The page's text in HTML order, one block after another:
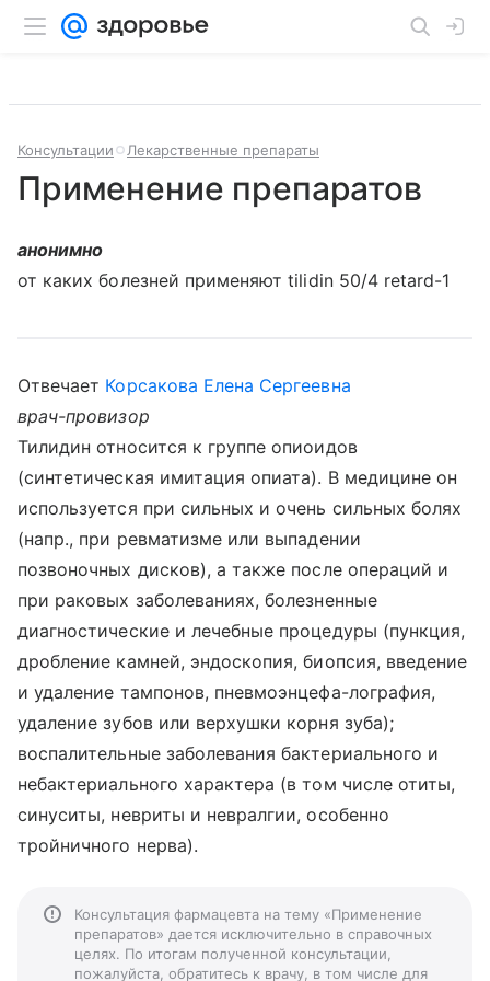
Консультации Лекарственные препараты
Применение препаратов
анонимно
от каких болезней применяют tilidin 50/4 retard-1
Отвечает Корсакова Елена Сергеевна
врач-провизор
Тилидин относится к группе опиоидов
(синтетическая имитация опиата). В медицине он
используется при сильных и очень сильных болях
(напр., при ревматизме или выпадении
позвоночных дисков), а также после операций и
при раковых заболеваниях, болезненные
диагностические и лечебные процедуры (пункция,
дробление камней, эндоскопия, биопсия, введение
и удаление тампонов, пневмоэнцефа-лография,
удаление зубов или верхушки корня зуба);
воспалительные заболевания бактериального и
небактериального характера (в том числе отиты,
синуситы, невриты и невралгии, особенно
тройничного нерва).
Консультация фармацевта на тему «Применение
препаратов» дается исключительно в справочных
целях. По итогам полученной консультации,
пожалуйста, обратитесь к врачу, в том числе для